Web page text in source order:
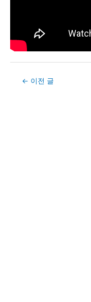
Post← 이전 글